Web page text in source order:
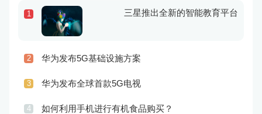
1 三星推出全新的智能教育平台
2 华为发布5G基础设施方案
3 华为发布全球首款5G电视
4 如何利用手机进行有机食品购买？